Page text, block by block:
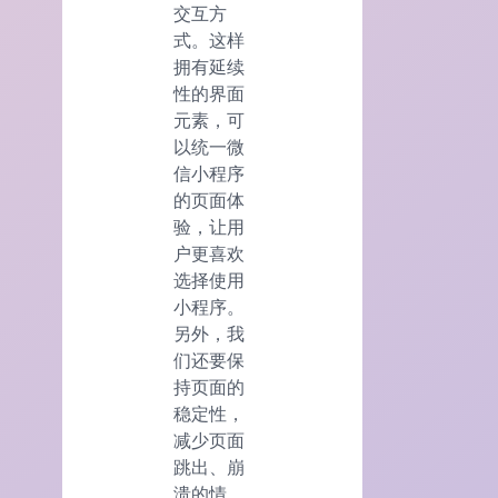
交互方
式。这样
拥有延续
性的界面
元素，可
以统一微
信小程序
的页面体
验，让用
户更喜欢
选择使用
小程序。
另外，我
们还要保
持页面的
稳定性，
减少页面
跳出、崩